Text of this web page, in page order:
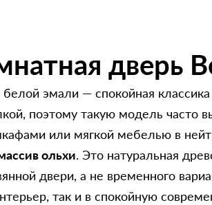
дверь
белой эмали — спокойная
поэтому такую модель часто
или мягкой мебелью в
ольхи. Это натуральная
двери, а не временного
так и в спокойную